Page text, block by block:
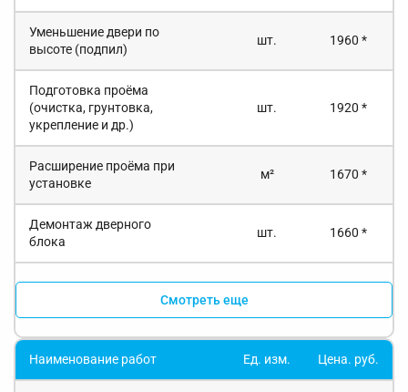
Уменьшение двери по
высоте (подпил)
шт. 1960 *
Подготовка проёма
(очистка, грунтовка,
укрепление и др.)
шт. 1920 *
Расширение проёма при
установке
м² 1670 *
Демонтаж дверного
блока
шт. 1660 *
Смотреть еще
Наименование работ Ед. изм. Цена. руб.